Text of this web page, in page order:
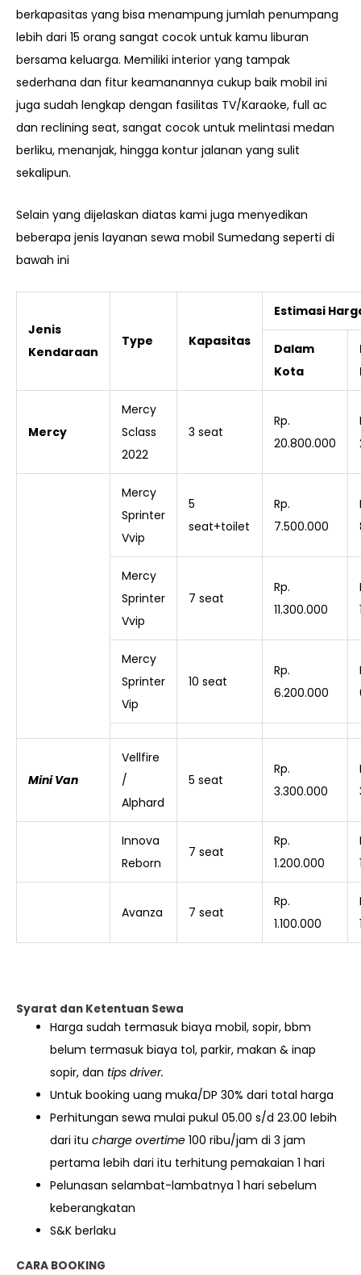
berkapasitas yang bisa menampung jumlah penumpang
lebih dari 15 orang sangat cocok untuk kamu liburan
bersama keluarga. Memiliki interior yang tampak
sederhana dan fitur keamanannya cukup baik mobil ini
juga sudah lengkap dengan fasilitas TV/Karaoke, full ac
dan reclining seat, sangat cocok untuk melintasi medan
berliku, menanjak, hingga kontur jalanan yang sulit
sekalipun.
Selain yang dijelaskan diatas kami juga menyedikan
beberapa jenis layanan sewa mobil Sumedang seperti di
bawah ini
Jenis
Kendaraan
Type Kapasitas
Estimasi
Dalam
Kota
Mercy
Mercy
Sclass
2022
3 seat
Rp.
20.800.000
Mercy
Sprinter
Vvip
5
seat+toilet
Rp.
7.500.000
Mercy
Sprinter
Vvip
7 seat
Rp.
11.300.000
Mercy
Sprinter
Vip
10 seat
Rp.
6.200.000
Mini Van
Vellfire
/
Alphard
5 seat
Rp.
3.300.000
Innova
Reborn
7 seat
Rp.
1.200.000
Avanza 7 seat
Rp.
1.100.000
Syarat dan Ketentuan Sewa
Harga sudah termasuk biaya mobil, sopir, bbm
belum termasuk biaya tol, parkir, makan & inap
sopir, dan tips driver.
Untuk booking uang muka/DP 30% dari total harga
Perhitungan sewa mulai pukul 05.00 s/d 23.00 lebih
dari itu charge overtime 100 ribu/jam di 3 jam
pertama lebih dari itu terhitung pemakaian 1 hari
Pelunasan selambat-lambatnya 1 hari sebelum
keberangkatan
S&K berlaku
CARA BOOKING